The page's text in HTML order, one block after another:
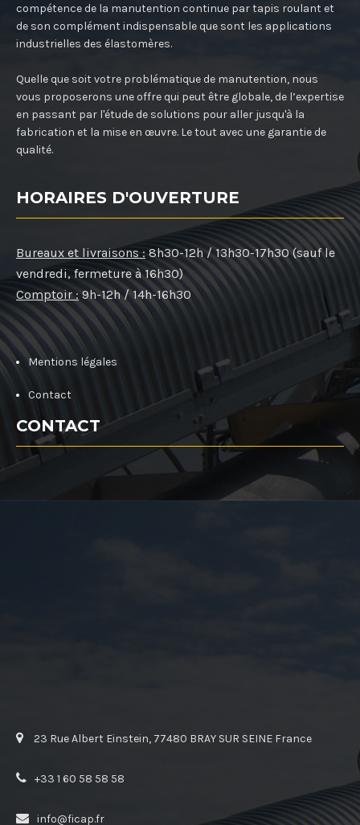
compétence de la manutention continue par tapis roulant et
de son complément indispensable que sont les applications
industrielles des élastomères.
Quelle que soit votre problématique de manutention, nous
vous proposerons une offre qui peut être globale, de l’expertise
en passant par l'étude de solutions pour aller jusqu'à la
fabrication et la mise en œuvre. Le tout avec une garantie de
qualité.
HORAIRES D'OUVERTURE
Bureaux et livraisons : 8h30-12h / 13h30-17h30 (sauf le
vendredi, fermeture à 16h30)
Comptoir : 9h-12h / 14h-16h30
Mentions légales
Contact
CONTACT
23 Rue Albert Einstein, 77480 BRAY SUR SEINE France
+33 1 60 58 58 58
info@ficap.fr